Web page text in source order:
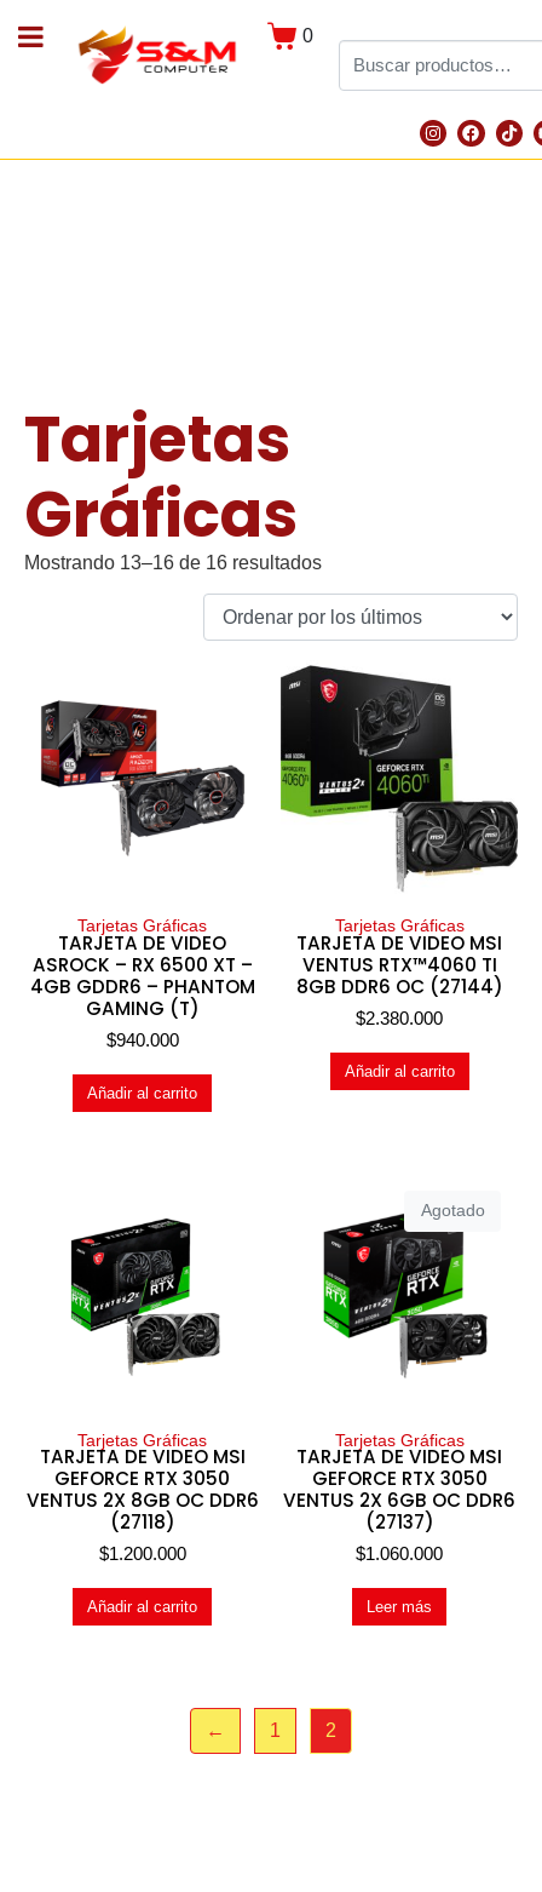
0
Tarjetas
Gráficas
Mostrando 13–16 de 16 resultados
Tarjetas Gráficas
TARJETA DE VIDEO
ASROCK – RX 6500 XT –
4GB GDDR6 – PHANTOM
GAMING (T)
$940.000
Añadir al carrito
Tarjetas Gráficas
TARJETA DE VIDEO MSI
VENTUS RTX™4060 TI
8GB DDR6 OC (27144)
$2.380.000
Añadir al carrito
Tarjetas Gráficas
TARJETA DE VIDEO MSI
GEFORCE RTX 3050
VENTUS 2X 8GB OC DDR6
(27118)
$1.200.000
Añadir al carrito
Agotado
Tarjetas Gráficas
TARJETA DE VIDEO MSI
GEFORCE RTX 3050
VENTUS 2X 6GB OC DDR6
(27137)
$1.060.000
Leer más
← 1 2